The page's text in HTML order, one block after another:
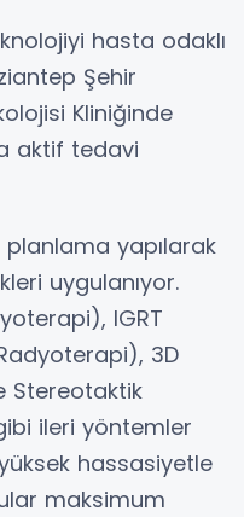
hasta odaklı
Şehir
Kliniğinde
aktif tedavi
yapılarak
uygulanıyor.
IGRT
3D
Stereotaktik
ileri yöntemler
hassasiyetle
maksimum